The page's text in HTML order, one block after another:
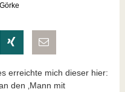
teilen
LinkedIn teilen
auf Xing teilen
erreichte mich dieser hier:
den ‚Mann mit